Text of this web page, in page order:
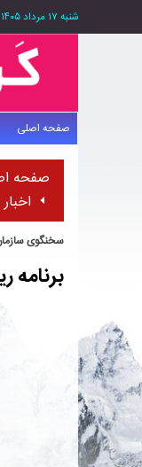
شنبه ۱۷ مرداد ۱۴۰۵
صفحه اصلی
صفحه
سخنگوی
برنامه